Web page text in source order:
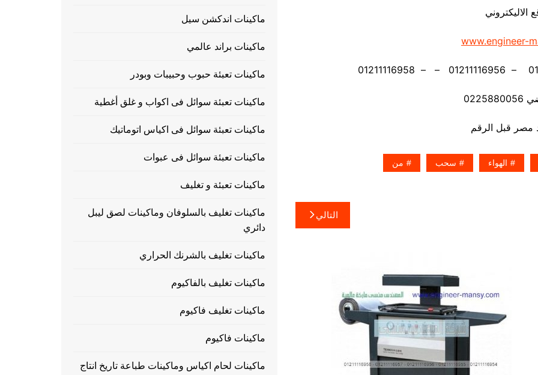
الاليكتروني
www.engineer-
الهواء سحب من
التالي
ماكينات اندكشن سيل
ماكينات براند عالمي
ماكينات تعبئة حبوب وحبيبات وبودر
ماكينات تعبئة سوائل فى اكواب و غلق أغطية
ماكينات تعبئة سوائل فى اكياس اتوماتيك
ماكينات تعبئة سوائل فى عبوات
ماكينات تعبئة و تغليف
ماكينات تغليف بالسلوفان وماكينات لصق ليبل
دائري
ماكينات تغليف بالشرنك الحراري
ماكينات تغليف بالفاكيوم
ماكينات تغليف فاكيوم
ماكينات فاكيوم
ماكينات لحام اكياس وماكينات طباعة تاريخ انتاج